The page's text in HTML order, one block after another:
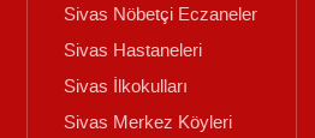
Sivas Nöbetçi Eczaneler
Sivas Hastaneleri
Sivas İlkokulları
Sivas Merkez Köyleri